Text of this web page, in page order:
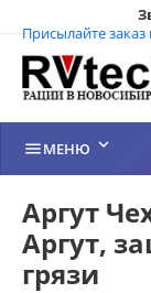
Присылайте
МЕНЮ 
Аргут
Аргут,
грязи